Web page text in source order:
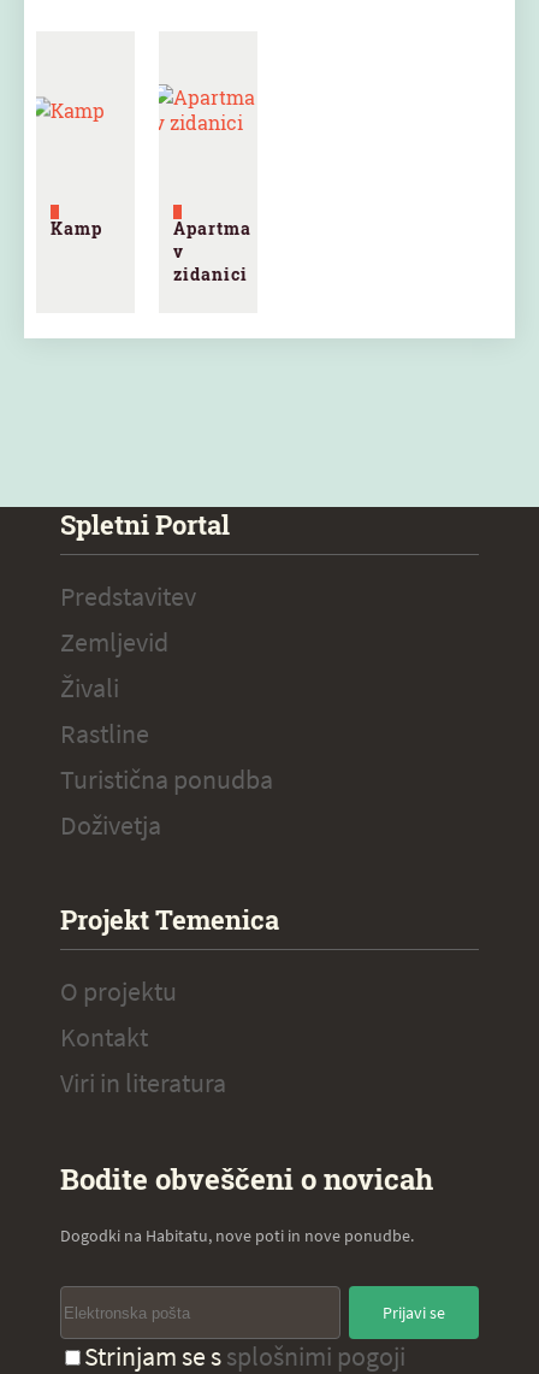
Kamp
Apartma
v
zidanici
Spletni Portal
Predstavitev
Zemljevid
Živali
Rastline
Turistična ponudba
Doživetja
Projekt Temenica
O projektu
Kontakt
Viri in literatura
Bodite obveščeni o novicah
Dogodki na Habitatu, nove poti in nove ponudbe.
Prijavi se
Strinjam se ssplošnimi pogoji